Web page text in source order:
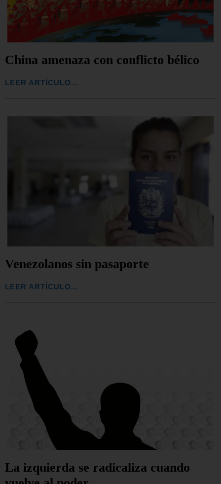
China amenaza con conflicto bélico
LEER ARTÍCULO...
Venezolanos sin pasaporte
LEER ARTÍCULO...
La izquierda se radicaliza cuando